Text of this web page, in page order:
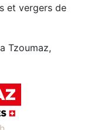
et vergers de
Tzoumaz,